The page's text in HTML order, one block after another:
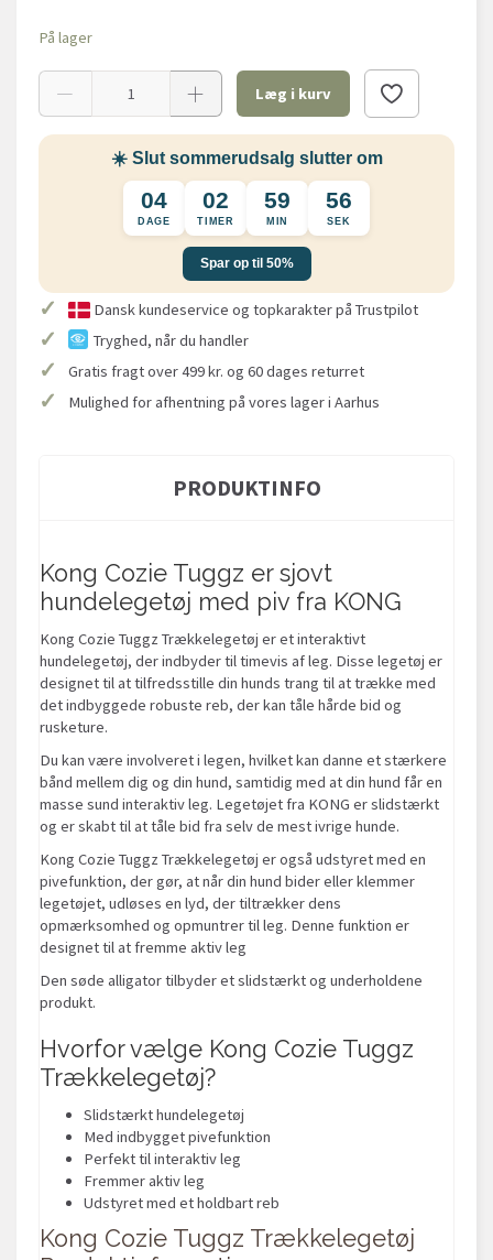
På lager
Læg i kurv
☀️ Slut sommerudsalg slutter om
04
DAGE
02
TIMER
59
MIN
56
SEK
Spar op til 50%
✓ Dansk kundeservice og topkarakter på Trustpilot
✓ Tryghed, når du handler
✓ Gratis fragt over 499 kr. og 60 dages returret
✓ Mulighed for afhentning på vores lager i Aarhus
PRODUKTINFO
Kong Cozie Tuggz er sjovt
hundelegetøj med piv fra KONG
Kong Cozie Tuggz Trækkelegetøj er et interaktivt
hundelegetøj, der indbyder til timevis af leg. Disse legetøj er
designet til at tilfredsstille din hunds trang til at trække med
det indbyggede robuste reb, der kan tåle hårde bid og
rusketure.
Du kan være involveret i legen, hvilket kan danne et stærkere
bånd mellem dig og din hund, samtidig med at din hund får en
masse sund interaktiv leg. Legetøjet fra KONG er slidstærkt
og er skabt til at tåle bid fra selv de mest ivrige hunde.
Kong Cozie Tuggz Trækkelegetøj er også udstyret med en
pivefunktion, der gør, at når din hund bider eller klemmer
legetøjet, udløses en lyd, der tiltrækker dens
opmærksomhed og opmuntrer til leg. Denne funktion er
designet til at fremme aktiv leg
Den søde alligator tilbyder et slidstærkt og underholdene
produkt.
Hvorfor vælge Kong Cozie Tuggz
Trækkelegetøj?
Slidstærkt hundelegetøj
Med indbygget pivefunktion
Perfekt til interaktiv leg
Fremmer aktiv leg
Udstyret med et holdbart reb
Kong Cozie Tuggz Trækkelegetøj